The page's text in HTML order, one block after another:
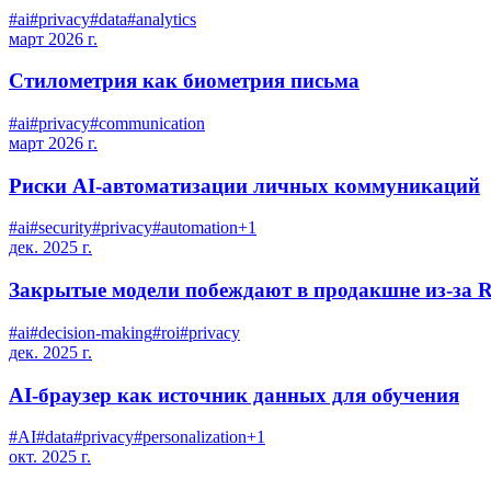
#ai#privacy#data#analytics
март 2026 г.
Стилометрия как биометрия письма
#ai#privacy#communication
март 2026 г.
Риски AI-автоматизации личных коммуникаций
#ai#security#privacy#automation+1
дек. 2025 г.
Закрытые модели побеждают в продакшне из-за
#ai#decision-making#roi#privacy
дек. 2025 г.
AI-браузер как источник данных для обучения
#AI#data#privacy#personalization+1
окт. 2025 г.